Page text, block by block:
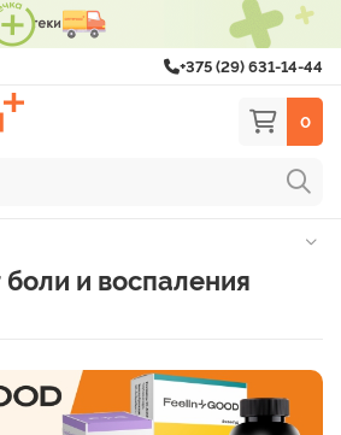
+375 (29) 631-14-44
0
и воспаления